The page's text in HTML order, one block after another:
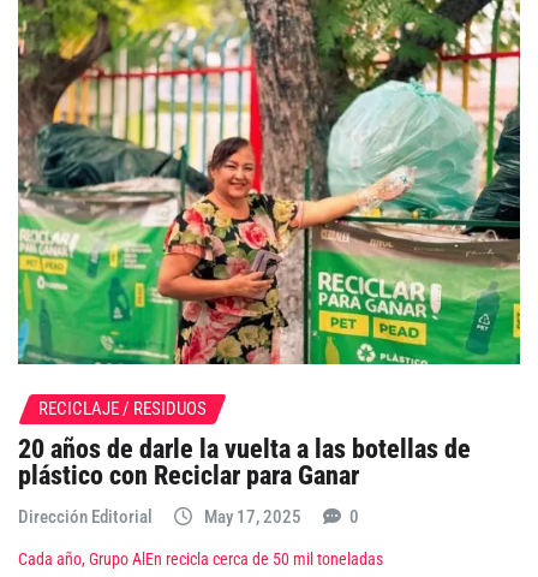
RECICLAJE / RESIDUOS
20 años de darle la vuelta a las botellas de
plástico con Reciclar para Ganar
Dirección Editorial May 17, 2025 0
Cada año, Grupo AlEn recicla cerca de 50 mil toneladas